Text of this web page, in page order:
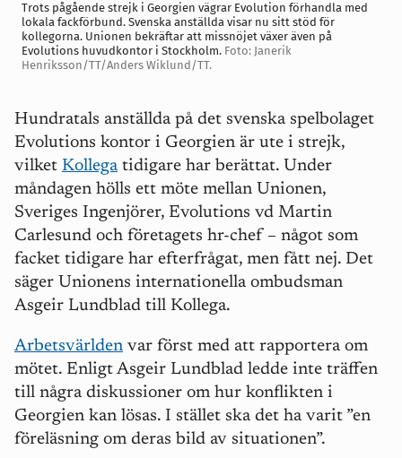
Trots pågående strejk i Georgien vägrar Evolution förhandla med
lokala fackförbund. Svenska anställda visar nu sitt stöd för
kollegorna. Unionen bekräftar att missnöjet växer även på
Evolutions huvudkontor i Stockholm. Foto: Janerik
Henriksson/TT/Anders Wiklund/TT.
Hundratals anställda på det svenska spelbolaget
Evolutions kontor i Georgien är ute i strejk,
vilket Kollegatidigare har berättat. Under
måndagen hölls ett möte mellan Unionen,
Sveriges Ingenjörer, Evolutions vd Martin
Carlesund och företagets hr-chef – något som
facket tidigare har efterfrågat, men fått nej. Det
säger Unionens internationella ombudsman
Asgeir Lundblad till Kollega.
Arbetsvärlden var först med att rapportera om
mötet. Enligt Asgeir Lundblad ledde inte träffen
till några diskussioner om hur konflikten i
Georgien kan lösas. I stället ska det ha varit ”en
föreläsning om deras bild av situationen”.